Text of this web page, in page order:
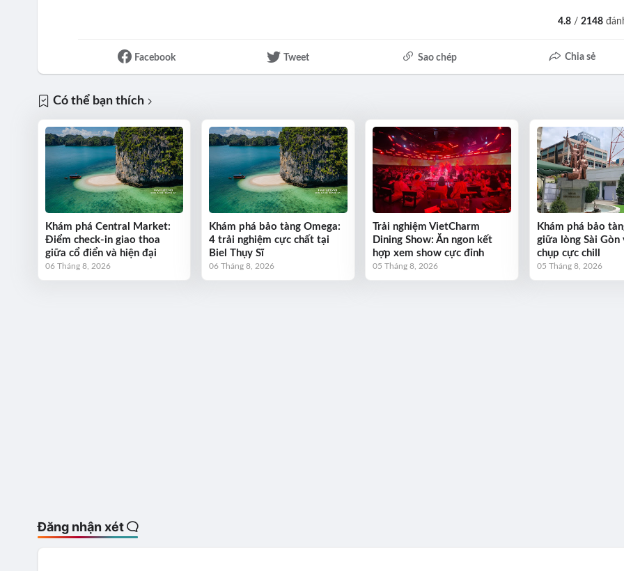
4.8 /2148
Facebook Tweet Sao chép Chia sẻ
Có thể bạn thích
Khám phá Central Market:
Điểm check-in giao thoa
giữa cổ điển và hiện đại
06 Tháng 8, 2026
Khám phá bảo tàng Omega:
4 trải nghiệm cực chất tại
Biel Thụy Sĩ
06 Tháng 8, 2026
Trải nghiệm VietCharm
Dining Show: Ăn ngon kết
hợp xem show cực đỉnh
05 Tháng 8, 2026
Khám phá bảo
giữa lòng Sài Gòn
chụp cực chill
05 Tháng 8, 2026
Đăng nhận xét